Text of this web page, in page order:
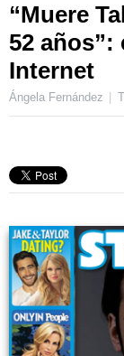
“Muere
52
Internet
Ángela Fernández